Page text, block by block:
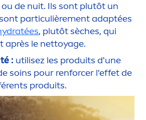
ou de nuit. Ils sont plutôt un
particulièrement adaptées
tées, plutôt sèches, qui
après le nettoyage.
: utilisez les produits d'une
soins pour renforcer l'effet de
produits.